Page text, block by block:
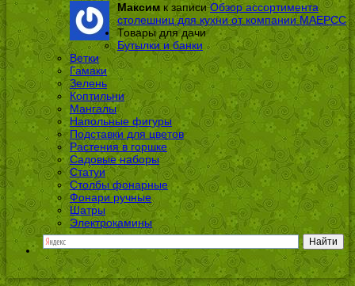
Максим к записиОбзор ассортимента
столешниц для кухни от компании МАЕРСС
Товары для дачи
Бутылки и банки
Ветки
Гамаки
Зелень
Коптильни
Мангалы
Напольные фигуры
Подставки для цветов
Растения в горшке
Садовые наборы
Статуи
Столбы фонарные
Фонари ручные
Шатры
Электрокамины